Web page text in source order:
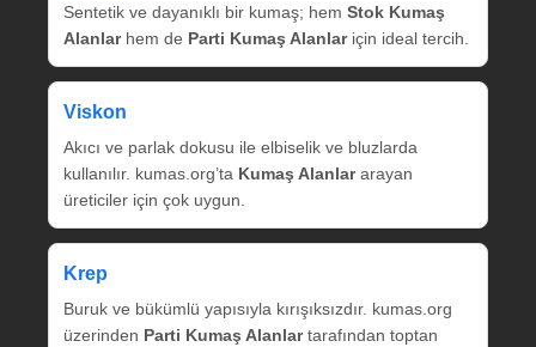
Sentetik ve dayanıklı bir kumaş; hem Stok Kumaş
Alanlarhem de Parti Kumaş Alanlariçin ideal tercih.
Viskon
Akıcı ve parlak dokusu ile elbiselik ve bluzlarda
kullanılır. kumas.org’ta Kumaş Alanlararayan
üreticiler için çok uygun.
Krep
Buruk ve bükümlü yapısıyla kırışıksızdır. kumas.org
üzerinden Parti Kumaş Alanlartarafından toptan